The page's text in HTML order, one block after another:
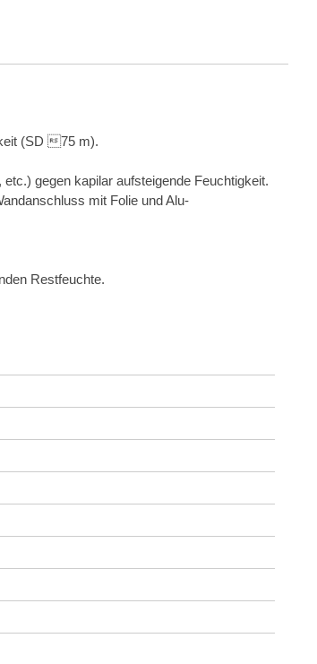
(SD 75 m).
gegen kapilar aufsteigende Feuchtigkeit.
mit Folie und Alu-
Restfeuchte.